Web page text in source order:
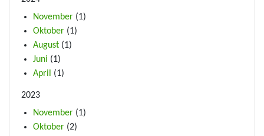
November (1)
Oktober (1)
August (1)
Juni (1)
April
(1)
2023
November (1)
Oktober (2)